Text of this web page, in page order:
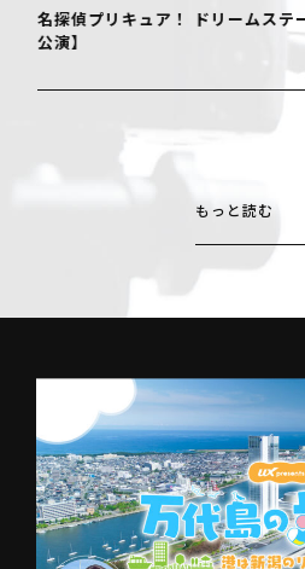
名探偵プリキュア！ ドリームス
公演】
もっと読む